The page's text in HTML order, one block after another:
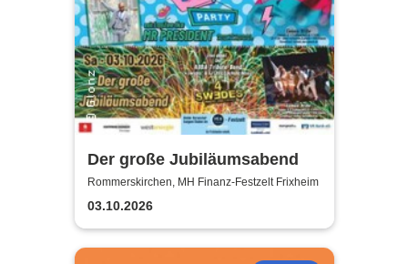
Der große Jubiläumsabend
Rommerskirchen, MH Finanz-Festzelt Frixheim
03.10.2026